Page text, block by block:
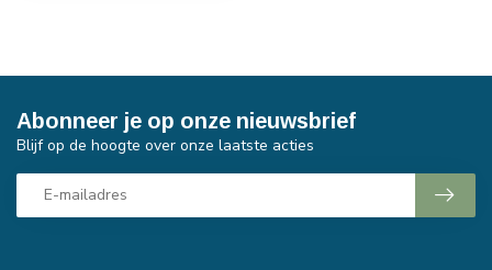
Abonneer je op onze nieuwsbrief
Blijf op de hoogte over onze laatste acties